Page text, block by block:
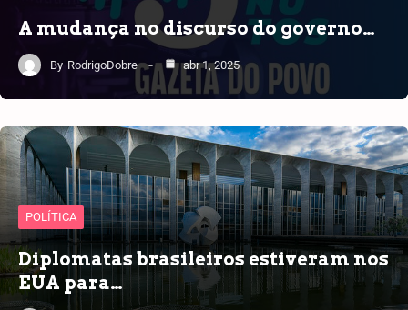
A mudança no discurso do governo…
By RodrigoDobre abr 1, 2025
POLÍTICA
Diplomatas brasileiros estiveram nos
EUA para…